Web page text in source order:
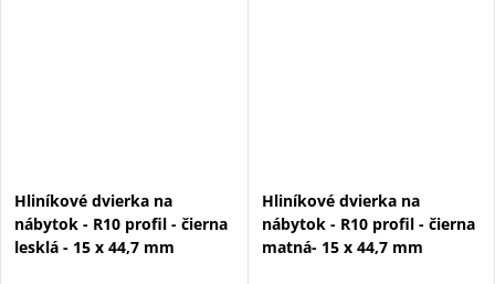
Hliníkové dvierka na
nábytok - R10 profil - čierna
lesklá - 15 x 44,7 mm
Hliníkové dvierka na
nábytok - R10 profil - čierna
matná- 15 x 44,7 mm